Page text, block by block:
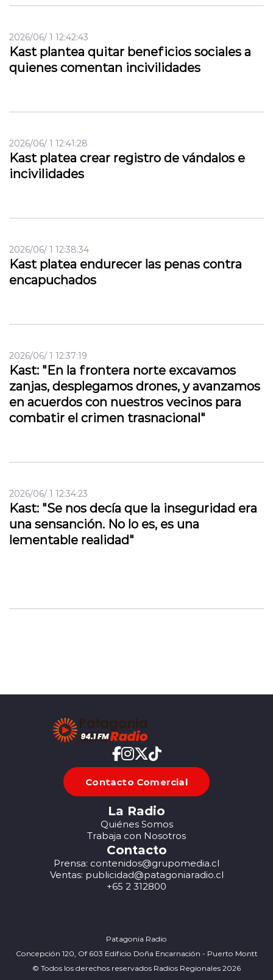
2026/06/ 1 12:42:43
Kast plantea quitar beneficios sociales a
quienes comentan incivilidades
2026/06/ 1 12:41:28
Kast platea crear registro de vándalos e
incivilidades
2026/06/ 1 12:38:34
Kast platea endurecer las penas contra
encapuchados
2026/06/ 1 12:37:19
Kast: "En la frontera norte excavamos
zanjas, desplegamos drones, y avanzamos
en acuerdos con nuestros vecinos para
combatir el crimen trasnacional"
2026/06/ 1 12:34:23
Kast: "Se nos decía que la inseguridad era
una sensanción. No lo es, es una
lementable realidad"
Contacto Comercial
La Radio
Quiénes Somos
Trabaja con Nosotros
Contacto
Prensa: contenidos@grupomedia.cl
Ventas: publicidad@patagoniaradio.cl
+65 2 312800
Patagonia Radio
Concepción 120, Of 603 Edificio Doña Encarnación - Puerto Montt
© Todos los derechos reservados Radios Regionales 2026